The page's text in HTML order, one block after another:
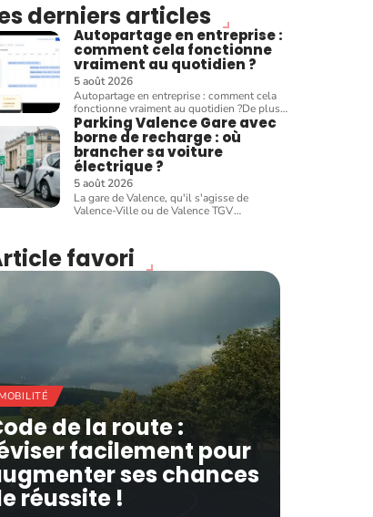
derniers articles
Autopartage en entreprise :
comment cela fonctionne
vraiment au quotidien ?
5 août 2026
Autopartage en entreprise : comment cela
fonctionne vraiment au quotidien ?De plus…
Parking Valence Gare avec
borne de recharge : où
brancher sa voiture
électrique ?
5 août 2026
La gare de Valence, qu'il s'agisse de
Valence-Ville ou de Valence TGV…
favori
MOBILITÉ
de la route :
facilement pour
ses chances
réussite !